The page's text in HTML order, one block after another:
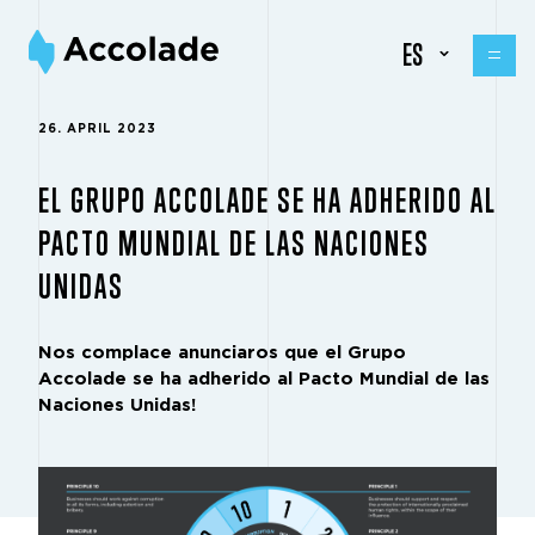
ES
26. APRIL 2023
EL GRUPO ACCOLADE SE HA ADHERIDO AL
PACTO MUNDIAL DE LAS NACIONES
UNIDAS
Nos complace anunciaros que el Grupo
Accolade se ha adherido al Pacto Mundial de las
Naciones Unidas!